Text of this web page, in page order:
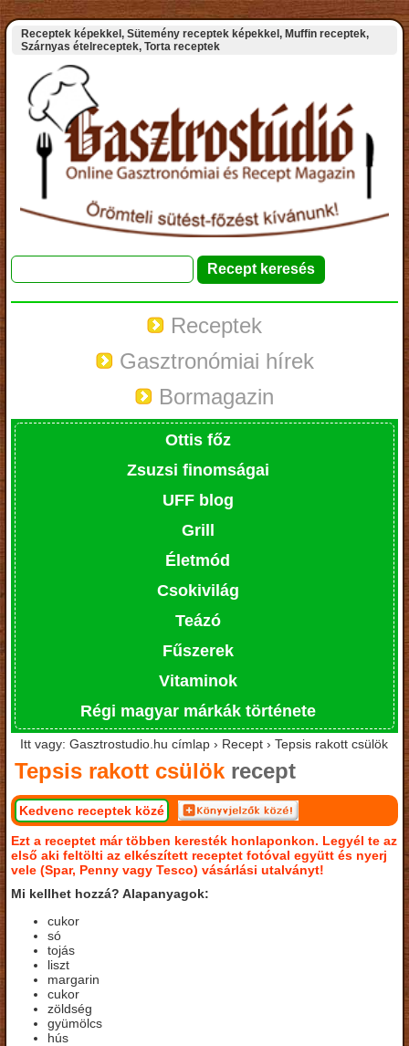
Receptek képekkel, Sütemény receptek képekkel, Muffin receptek,
Szárnyas ételreceptek, Torta receptek
Receptek
Gasztronómiai hírek
Bormagazin
Ottis főz
Zsuzsi finomságai
UFF blog
Grill
Életmód
Csokivilág
Teázó
Fűszerek
Vitaminok
Régi magyar márkák története
Itt vagy: Gasztrostudio.hu címlap › Recept › Tepsis rakott csülök
Tepsis rakott csülök recept
Kedvenc receptek közé
Ezt a receptet már többen keresték honlaponkon. Legyél te az
első aki feltölti az elkészített receptet fotóval együtt és nyerj
vele (Spar, Penny vagy Tesco) vásárlási utalványt!
Mi kellhet hozzá? Alapanyagok:
cukor
só
tojás
liszt
margarin
cukor
zöldség
gyümölcs
hús